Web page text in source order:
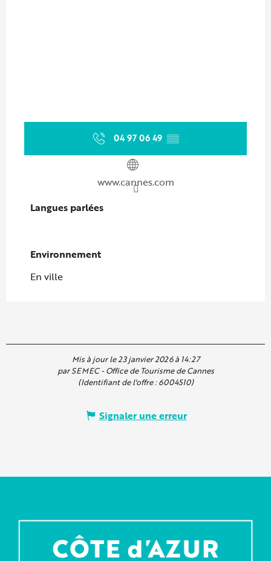
04 97 06 49 ▒▒
www.cannes.com
Langues parlées
Langues parlées
Environnement
Environnement
En ville
Mis à jour le 23 janvier 2026 à 14:27
par SEMEC - Office de Tourisme de Cannes
(Identifiant de l'offre :6004510)
Signaler une erreur